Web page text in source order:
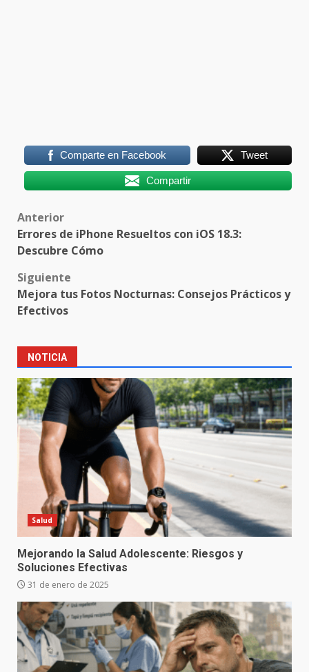
Comparte en Facebook Tweet
Compartir
Post
navigation
Anterior
Errores de iPhone Resueltos con iOS 18.3:
Descubre Cómo
Siguiente
Mejora tus Fotos Nocturnas: Consejos Prácticos y
Efectivos
NOTICIA
Salud
Mejorando la Salud Adolescente: Riesgos y
Soluciones Efectivas
31 de enero de 2025